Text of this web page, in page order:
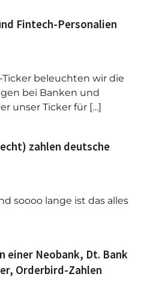
Fintech-Personalien
beleuchten wir die
bei Banken und
unser Ticker für […]
zahlen deutsche
soooo lange ist das alles
einer Neobank, Dt. Bank
Orderbird-Zahlen